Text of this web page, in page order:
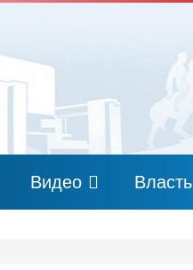
Видео Власть